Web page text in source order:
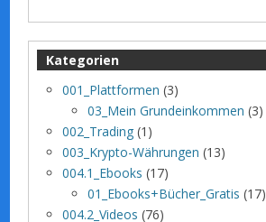
Kategorien
001_Plattformen (3)
03_Mein Grundeinkommen (3)
002_Trading (1)
003_Krypto-Währungen (13)
004.1_Ebooks (17)
01_Ebooks+Bücher_Gratis (17)
004.2_Videos (76)